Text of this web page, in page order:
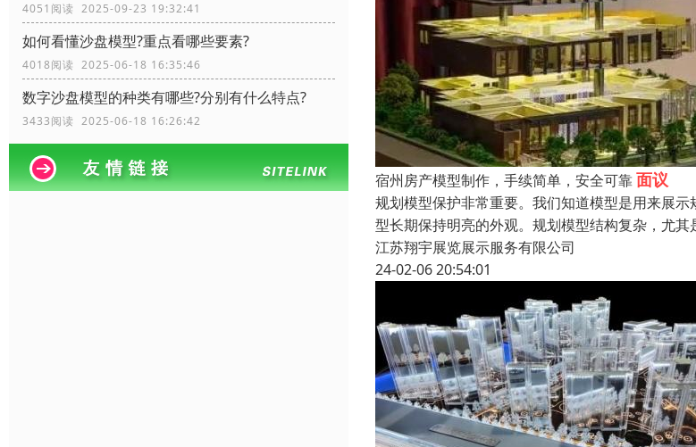
4051阅读 2025-09-23 19:32:41
如何看懂沙盘模型?重点看哪些要素?
4018阅读 2025-06-18 16:35:46
数字沙盘模型的种类有哪些?分别有什么特点?
3433阅读 2025-06-18 16:26:42
宿州房产模型制作，手续简单，安全可靠面议
规划模型保护非常重要。我们知道模型是用来展
型长期保持明亮的外观。规划模型结构复杂，尤
江苏翔宇展览展示服务有限公司
24-02-06 20:54:01